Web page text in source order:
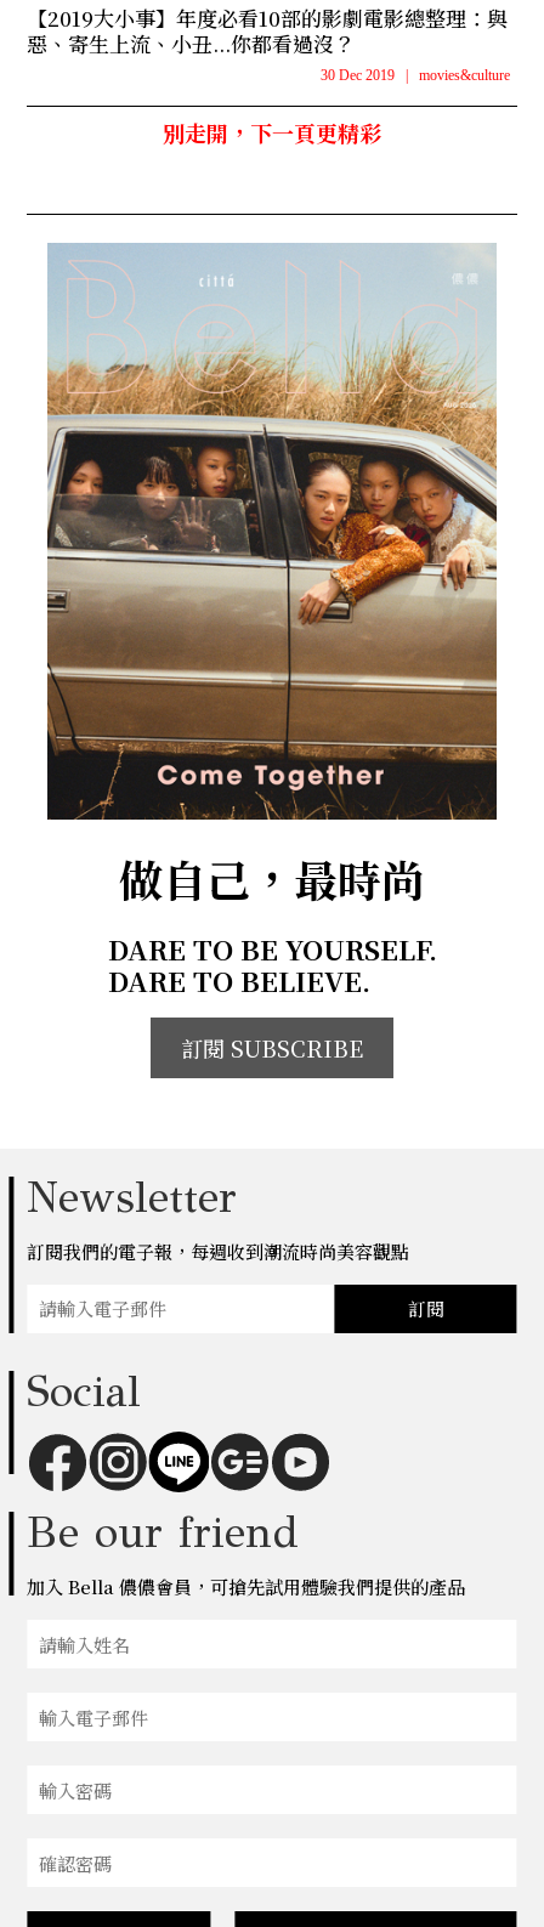
【2019大小事】年度必看10部的影劇電影總整理：與
惡、寄生上流、小丑...你都看過沒？
30 Dec 2019 | movies&culture
別走開，下一頁更精彩
做自己，最時尚
DARE TO BE YOURSELF.
DARE TO BELIEVE.
訂閱 SUBSCRIBE
Newsletter
訂閱我們的電子報，每週收到潮流時尚美容觀點
訂閱
Social
Be our friend
加入 Bella 儂儂會員，可搶先試用體驗我們提供的產品